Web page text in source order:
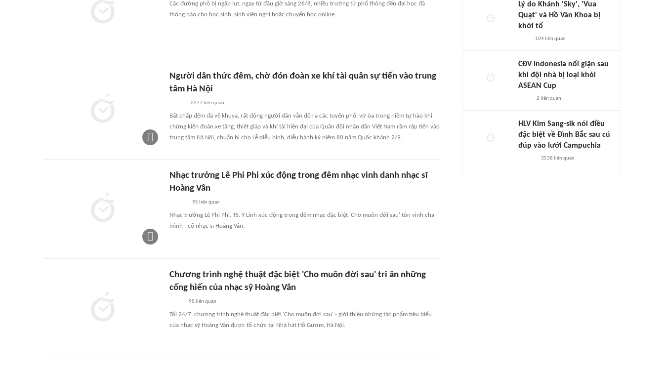
Các đường phố bị ngập lụt, ngay từ đầu giờ sáng 26/8, nhiều trường từ phổ thông đến đại học đã
thông báo cho học sinh, sinh viên nghỉ hoặc chuyển học online.
Người dân thức đêm, chờ đón đoàn xe khí tài quân sự tiến vào trung
tâm Hà Nội
2277liên quan
Bất chấp đêm đã về khuya, rất đông người dân vẫn đổ ra các tuyến phố, vỡ òa trong niềm tự hào khi
chứng kiến đoàn xe tăng, thiết giáp và khí tài hiện đại của Quân đội nhân dân Việt Nam rầm rập tiến vào
trung tâm Hà Nội, chuẩn bị cho Lễ diễu binh, diễu hành kỷ niệm 80 năm Quốc khánh 2/9.
Nhạc trưởng Lê Phi Phi xúc động trong đêm nhạc vinh danh nhạc sĩ
Hoàng Vân
95 liên quan
Nhạc trưởng Lê Phi Phi, TS. Y Linh xúc động trong đêm nhạc đặc biệt 'Cho muôn đời sau' tôn vinh cha
mình - cố nhạc sĩ Hoàng Vân.
Chương trình nghệ thuật đặc biệt 'Cho muôn đời sau' tri ân những
cống hiến của nhạc sỹ Hoàng Vân
95 liên quan
Tối 24/7, chương trình nghệ thuật đặc biệt 'Cho muôn đời sau' - giới thiệu những tác phẩm tiêu biểu
của nhạc sỹ Hoàng Vân được tổ chức tại Nhà hát Hồ Gươm, Hà Nội.
Lý do Khánh 'Sky', 'Vua
Quạt' và Hồ Văn Khoa bị
khởi tố
104liên quan
CĐV Indonesia nổi giận sau
khi đội nhà bị loại khỏi
ASEAN Cup
2 liên quan
HLV Kim Sang-sik nói điều
đặc biệt về Đình Bắc sau cú
đúp vào lưới Campuchia
3538 liên quan